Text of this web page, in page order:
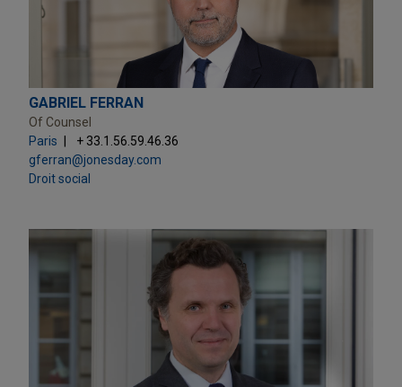
GABRIEL FERRAN
Of Counsel
Paris
+ 33.1.56.59.46.36
gferran@jonesday.com
Droit social